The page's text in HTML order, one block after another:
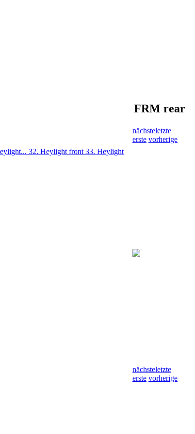
32. Heylight front33. Heylight
FRM rear
nächsteletzte
erste vorherige
nächsteletzte
erste vorherige